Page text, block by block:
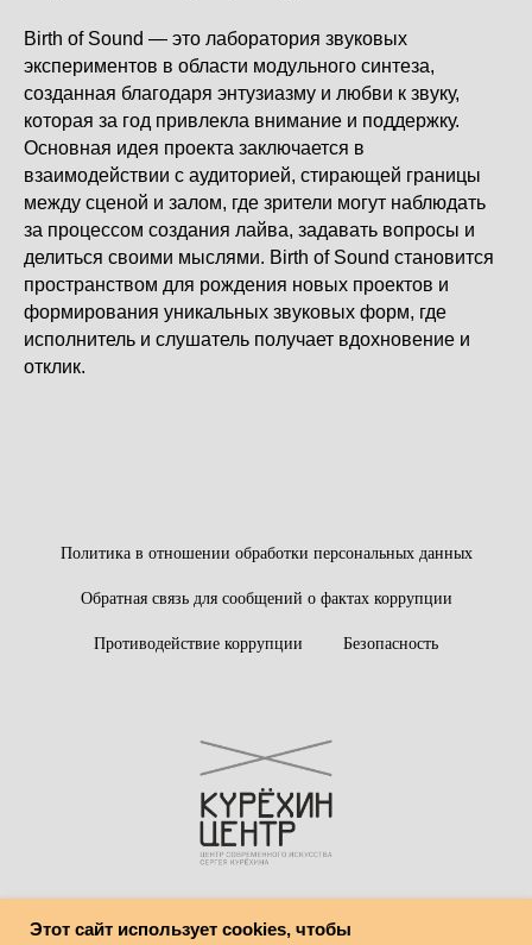
Birth of Sound — это лаборатория звуковых
экспериментов в области модульного синтеза,
созданная благодаря энтузиазму и любви к звуку,
которая за год привлекла внимание и поддержку.
Основная идея проекта заключается в
взаимодействии с аудиторией, стирающей границы
между сценой и залом, где зрители могут наблюдать
за процессом создания лайва, задавать вопросы и
делиться своими мыслями. Birth of Sound становится
пространством для рождения новых проектов и
формирования уникальных звуковых форм, где
исполнитель и слушатель получает вдохновение и
отклик.
Политика в отношении обработки персональных данных
Обратная связь для сообщений о фактах коррупции
Противодействие коррупции Безопасность
Этот сайт использует cookies, чтобы